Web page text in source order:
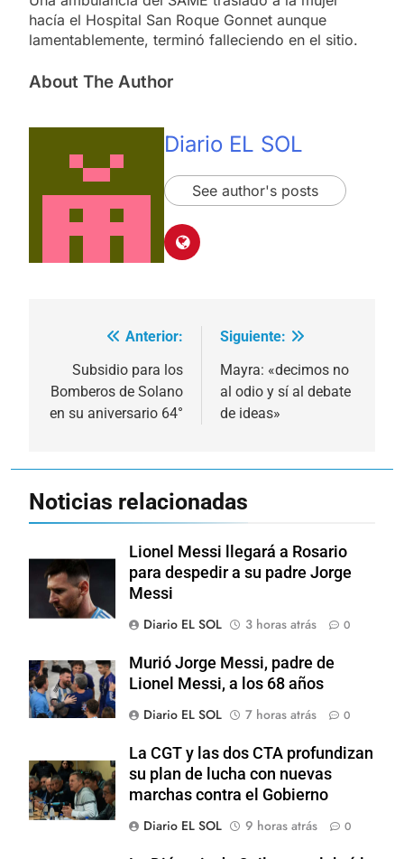
hacía el Hospital San Roque Gonnet aunque
lamentablemente, terminó falleciendo en el sitio.
About The Author
Diario EL SOL
See author's posts
Navegación
entradas
Anterior:
Subsidio para los
Bomberos de Solano
en su aniversario 64°
Siguiente:
Mayra: «decimos no
al odio y sí al debate
de ideas»
Noticias relacionadas
Lionel Messi llegará a Rosario
para despedir a su padre Jorge
Messi
Diario EL SOL
3 horas atrás 0
Murió Jorge Messi, padre de
Lionel Messi, a los 68 años
Diario EL SOL
7 horas atrás 0
La CGT y las dos CTA profundizan
su plan de lucha con nuevas
marchas contra el Gobierno
Diario EL SOL
9 horas atrás 0